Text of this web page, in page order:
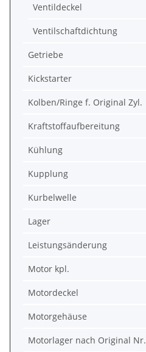
Ventildeckel
Ventilschaftdichtung
Getriebe
Kickstarter
Kolben/Ringe f. Original Zyl.
Kraftstoffaufbereitung
Kühlung
Kupplung
Kurbelwelle
Lager
Leistungsänderung
Motor kpl.
Motordeckel
Motorgehäuse
Motorlager nach Original Nr.